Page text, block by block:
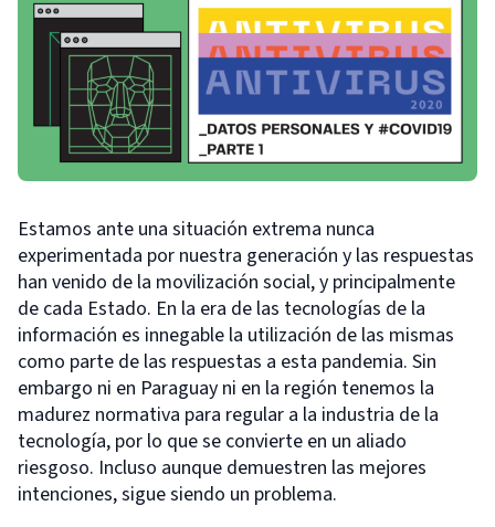
Estamos ante una situación extrema nunca
experimentada por nuestra generación y las respuestas
han venido de la movilización social, y principalmente
de cada Estado. En la era de las tecnologías de la
información es innegable la utilización de las mismas
como parte de las respuestas a esta pandemia. Sin
embargo ni en Paraguay ni en la región tenemos la
madurez normativa para regular a la industria de la
tecnología, por lo que se convierte en un aliado
riesgoso. Incluso aunque demuestren las mejores
intenciones, sigue siendo un problema.